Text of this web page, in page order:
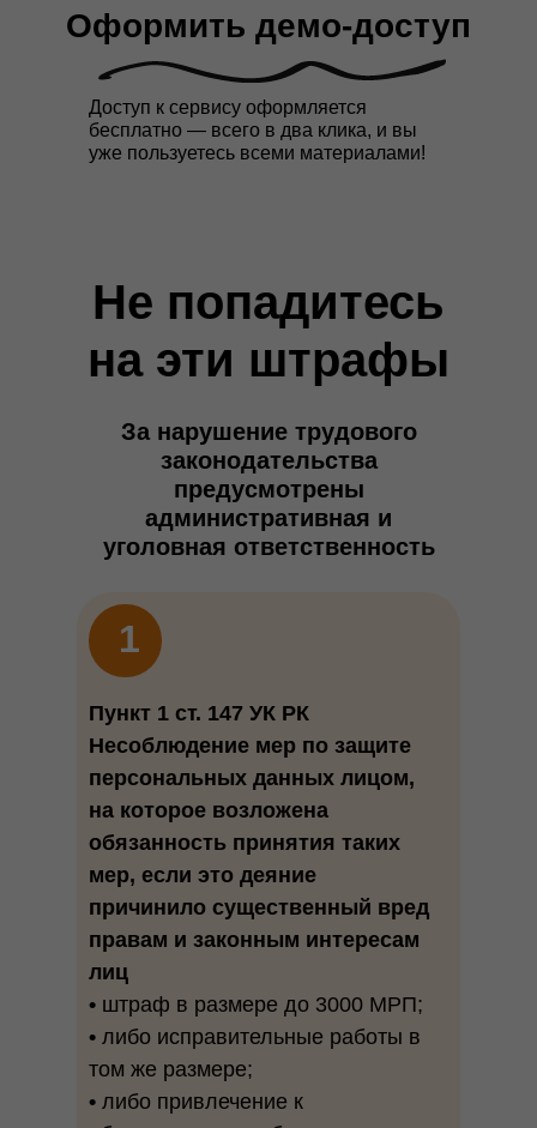
Оформить демо-доступ
Доступ к сервису оформляется
бесплатно — всего в два клика, и вы
уже пользуетесь всеми материалами!
Не попадитесь
на эти штрафы
1
Пункт 1 ст. 147 УК РК
Несоблюдение мер по защите
персональных данных лицом,
на которое возложена
обязанность принятия таких
мер, если это деяние
причинило существенный вред
правам и законным интересам
лиц
• штраф в размере до 3000 МРП;
• либо исправительные работы в
том же размере;
• либо привлечение к
За нарушение трудового
законодательства
предусмотрены
административная и
уголовная ответственность